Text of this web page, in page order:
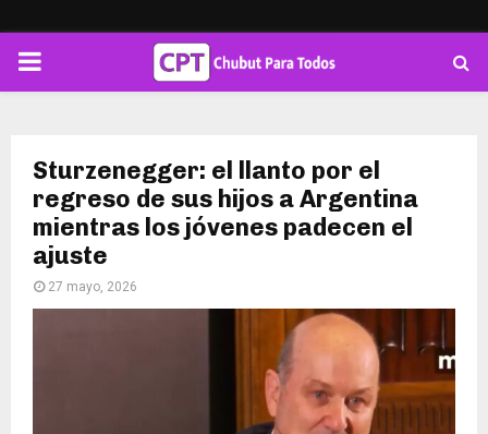
PRIMARY
Sturzenegger: el llanto por el
regreso de sus hijos a Argentina
mientras los jóvenes padecen el
ajuste
27 mayo, 2026